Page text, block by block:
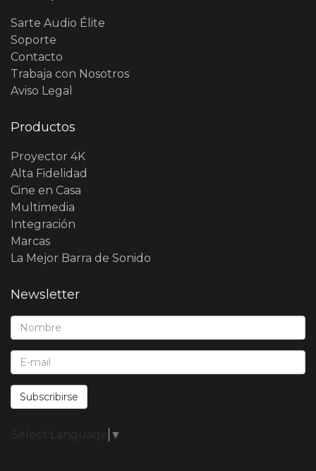
Sarte Audio Élite
Soporte
Contacto
Trabaja con Nosotros
Aviso Legal
Productos
Proyector 4K
Alta Fidelidad
Cine en Casa
Multimedia
Integración
Marcas
La Mejor Barra de Sonido
Newsletter
Nombre*:
E-Mail*:
Subscribirse
Select Language ▼